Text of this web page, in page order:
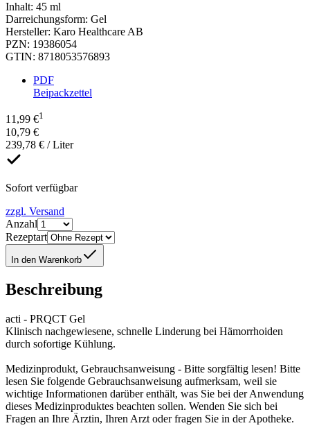
Inhalt: 45 ml
Darreichungsform: Gel
Hersteller: Karo Healthcare AB
PZN: 19386054
GTIN: 8718053576893
PDF
Beipackzettel
11,99 €1
10,79 €
239,78 € / Liter
Sofort verfügbar
zzgl. Versand
Anzahl
Rezeptart
In den Warenkorb
Beschreibung
acti - PRQCT Gel
Klinisch nachgewiesene, schnelle Linderung bei Hämorrhoiden
durch sofortige Kühlung.
Medizinprodukt, Gebrauchsanweisung - Bitte sorgfältig lesen! Bitte
lesen Sie folgende Gebrauchsanweisung aufmerksam, weil sie
wichtige Informationen darüber enthält, was Sie bei der Anwendung
dieses Medizinproduktes beachten sollen. Wenden Sie sich bei
Fragen an Ihre Ärztin, Ihren Arzt oder fragen Sie in der Apotheke.